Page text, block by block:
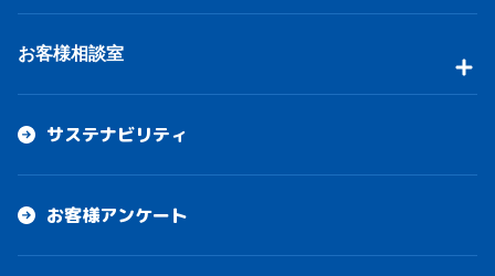
お客様相談室
サステナビリティ
お客様アンケート